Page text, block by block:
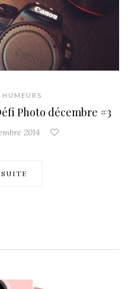
HUMEURS
Photo décembre #3
2014